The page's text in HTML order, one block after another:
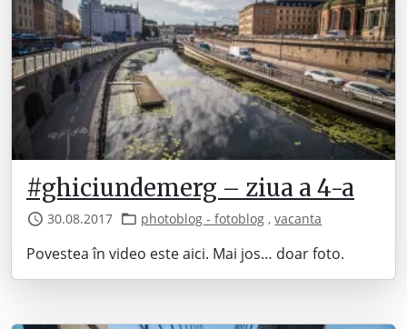
#ghiciundemerg – ziua a 4-a
30.08.2017 photoblog - fotoblog ,vacanta
Povestea în video este aici. Mai jos… doar foto.